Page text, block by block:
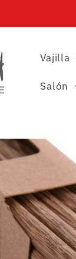
Vajilla
Salón